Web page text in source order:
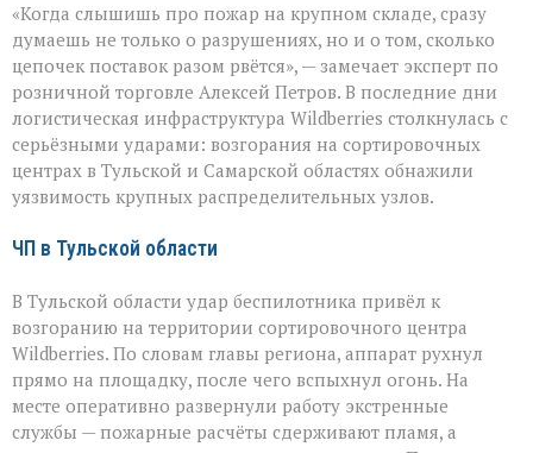
по
логистике:
пожары
на
складах
Wildberries
«Когда слышишь про пожар на крупном складе, сразу
думаешь не только о разрушениях, но и о том, сколько
цепочек поставок разом рвётся», — замечает эксперт по
розничной торговле Алексей Петров. В последние дни
логистическая инфраструктура Wildberries столкнулась с
серьёзными ударами: возгорания на сортировочных
центрах в Тульской и Самарской областях обнажили
уязвимость крупных распределительных узлов.
ЧП в Тульской области
В Тульской области удар беспилотника привёл к
возгоранию на территории сортировочного центра
Wildberries. По словам главы региона, аппарат рухнул
прямо на площадку, после чего вспыхнул огонь. На
месте оперативно развернули работу экстренные
службы — пожарные расчёты сдерживают пламя, а